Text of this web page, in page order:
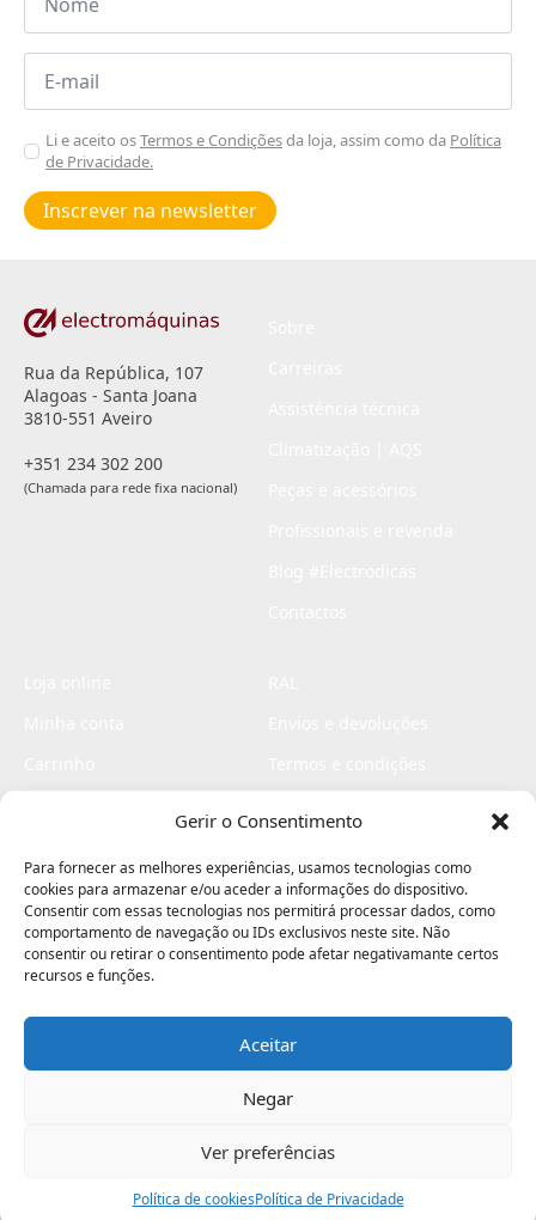
Gerir o Consentimento
Para fornecer as melhores experiências, usamos tecnologias como
cookies para armazenar e/ou aceder a informações do dispositivo.
Consentir com essas tecnologias nos permitirá processar dados, como
comportamento de navegação ou IDs exclusivos neste site. Não
consentir ou retirar o consentimento pode afetar negativamante certos
recursos e funções.
Aceitar
Negar
Ver preferências
Política de cookiesPolítica de Privacidade
Email
Aceitar
Poiticas
de
privacidade
Li e aceito osTermos e Condiçõesda loja, assim como da Política
de Privacidade.
Inscrever na newsletter
Rua da República, 107
Alagoas - Santa Joana
3810-551 Aveiro
+351 234 302 200
(Chamada para rede fixa nacional)
Livro de elogios
Electromaquinas ©2026
contágio - agência criativa
Assistência Ajuda Minha Conta